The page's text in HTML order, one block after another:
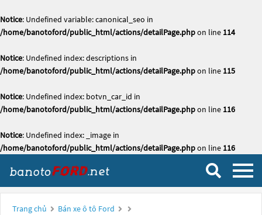
Notice: Undefined variable: canonical_seo in
/home/banotoford/public_html/actions/detailPage.phpon line 114
Notice: Undefined index: descriptions in
/home/banotoford/public_html/actions/detailPage.phpon line 115
Notice: Undefined index: botvn_car_id in
/home/banotoford/public_html/actions/detailPage.phpon line 116
Notice: Undefined index: _image in
/home/banotoford/public_html/actions/detailPage.phpon line 116
Trang chủ Bán xe ô tô Ford